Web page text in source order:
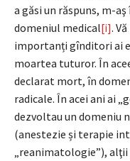
a găsi un răspuns, m-
domeniul medical[i].
importanți gînditori ai
moartea tuturor. În
declarat mort, în
radicale. În acei ani ai
dezvoltau un domeniu
(anestezie și terapie
„reanimatologie”),